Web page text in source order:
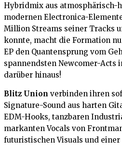
Hybridmix aus atmosphärisch-
modernen Electronica-
Million Streams seiner Tracks
konnte, macht die Formation
EP den Quantensprung vom
spannendsten Newcomer-Acts
darüber hinaus!
Blitz Union verbinden ihren
Signature-Sound aus harten
EDM-Hooks, tanzbaren
markanten Vocals von
futuristischen Visuals und